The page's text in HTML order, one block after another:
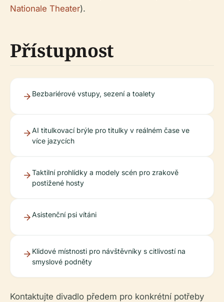
Nationale Theater).
Přístupnost
Bezbariérové vstupy, sezení a toalety
AI titulkovací brýle pro titulky v reálném čase ve
více jazycích
Taktilní prohlídky a modely scén pro zrakově
postižené hosty
Asistenční psi vítáni
Klidové místnosti pro návštěvníky s citlivostí na
smyslové podněty
Kontaktujte divadlo předem pro konkrétní potřeby